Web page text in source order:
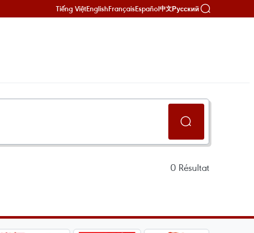
Tiếng ViệtEnglishFrançaisEspañol中文Русский
0 Résultat